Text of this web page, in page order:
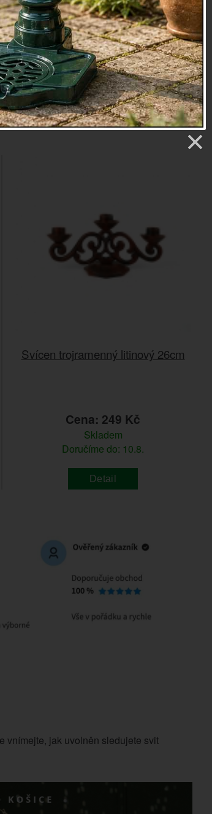
DOPRODEJ POSLEDNÍCH KUSŮ - PŮVODNÍ
CENA 2199.-
Cena: 999 Kč
Skladem
Doručíme do: 10.8.
Detail
Svícen trojramenný litinový 26cm
Cena: 249 Kč
Skladem
Doručíme do: 10.8.
Detail
vnímejte, jak uvolněn sledujete svit